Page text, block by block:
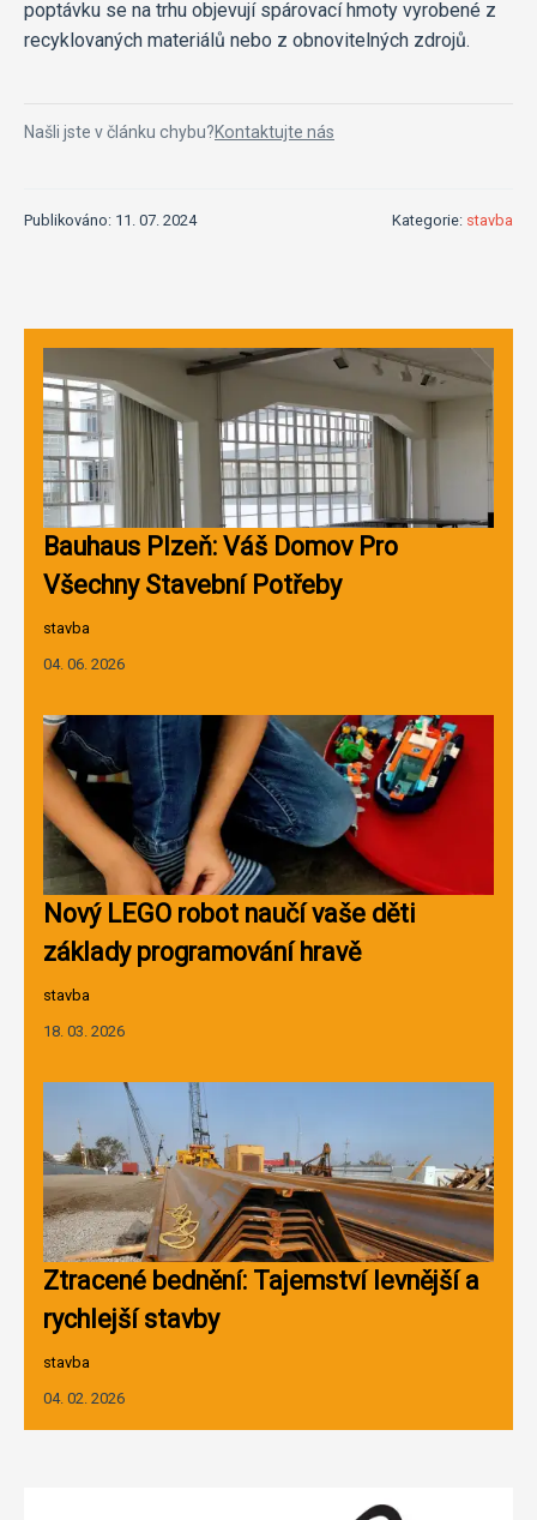
poptávku se na trhu objevují spárovací hmoty vyrobené z
recyklovaných materiálů nebo z obnovitelných zdrojů.
Našli jste v článku chybu?Kontaktujte nás
Publikováno: 11. 07. 2024 Kategorie: stavba
Bauhaus Plzeň: Váš Domov Pro
Všechny Stavební Potřeby
stavba
04. 06. 2026
Nový LEGO robot naučí vaše děti
základy programování hravě
stavba
18. 03. 2026
Ztracené bednění: Tajemství levnější a
rychlejší stavby
stavba
04. 02. 2026